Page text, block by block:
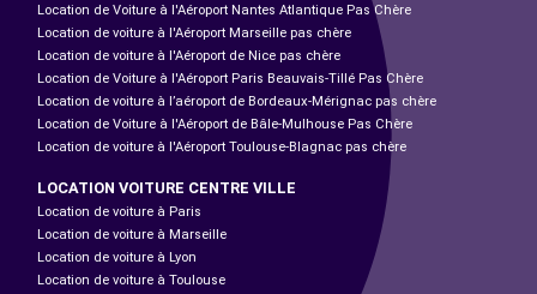
Location de Voiture à l'Aéroport Nantes Atlantique Pas Chère
Location de voiture à l'Aéroport Marseille pas chère
Location de voiture à l'Aéroport de Nice pas chère
Location de Voiture à l'Aéroport Paris Beauvais-Tillé Pas Chère
Location de voiture à l’aéroport de Bordeaux-Mérignac pas chère
Location de Voiture à l'Aéroport de Bâle-Mulhouse Pas Chère
Location de voiture à l'Aéroport Toulouse-Blagnac pas chère
LOCATION VOITURE CENTRE VILLE
Location de voiture à Paris
Location de voiture à Marseille
Location de voiture à Lyon
Location de voiture à Toulouse